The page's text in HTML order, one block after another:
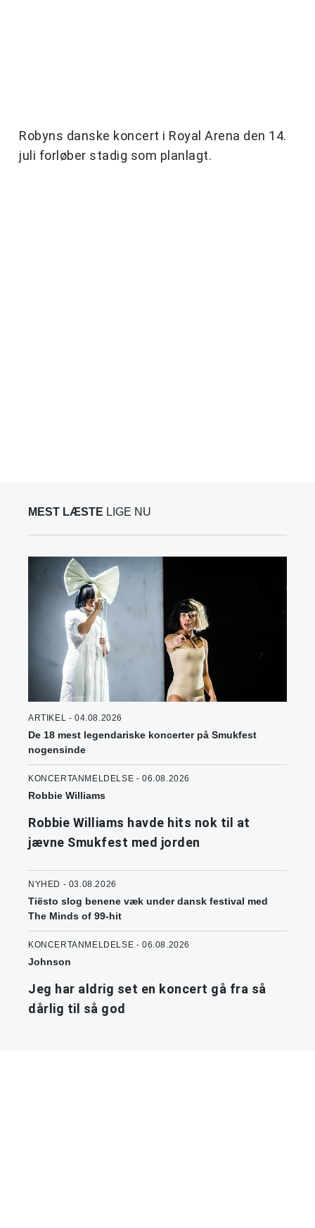
Robyns danske koncert i Royal Arena den 14.
juli forløber stadig som planlagt.
MEST LÆSTE LIGE NU
ARTIKEL - 04.08.2026
De 18 mest legendariske koncerter på Smukfest
nogensinde
KONCERTANMELDELSE - 06.08.2026
Robbie Williams
Robbie Williams havde hits nok til at
jævne Smukfest med jorden
NYHED - 03.08.2026
Tiësto slog benene væk under dansk festival med
The Minds of 99-hit
KONCERTANMELDELSE - 06.08.2026
Johnson
Jeg har aldrig set en koncert gå fra så
dårlig til så god